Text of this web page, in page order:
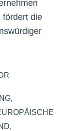
fördert die
,
,